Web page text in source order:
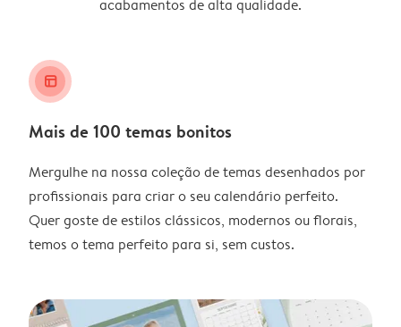
acabamentos de alta qualidade.
layout_alt
Mais de 100 temas bonitos
Mergulhe na nossa coleção de temas desenhados por
profissionais para criar o seu calendário perfeito.
Quer goste de estilos clássicos, modernos ou florais,
temos o tema perfeito para si, sem custos.